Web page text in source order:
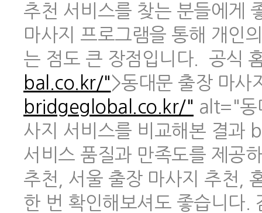
추천 서비스를 찾는 분들에게
마사지 프로그램을 통해 개인
는 점도 큰 장점입니다. 공식
bal.co.kr/">동대문 출장 마
bridgeglobal.co.kr/" alt="동
사지 서비스를 비교해본 결과
서비스 품질과 만족도를 제공
추천, 서울 출장 마사지 추천,
한 번 확인해보셔도 좋습니다